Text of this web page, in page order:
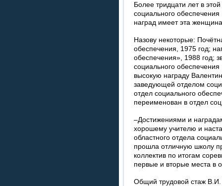
Более тридцати лет в
социального
наград имеет эта
Назову некоторые:
обеспечения, 1975 год;
обеспечения», 1988 год;
социального
высокую награду
заведующей отделом
отдел социального
переименован в отдел
–Достижениями и
хорошему учителю и
областного отдела
прошла отличную школу
коллектив по итогам
первые и вторые места в
Общий трудовой стаж